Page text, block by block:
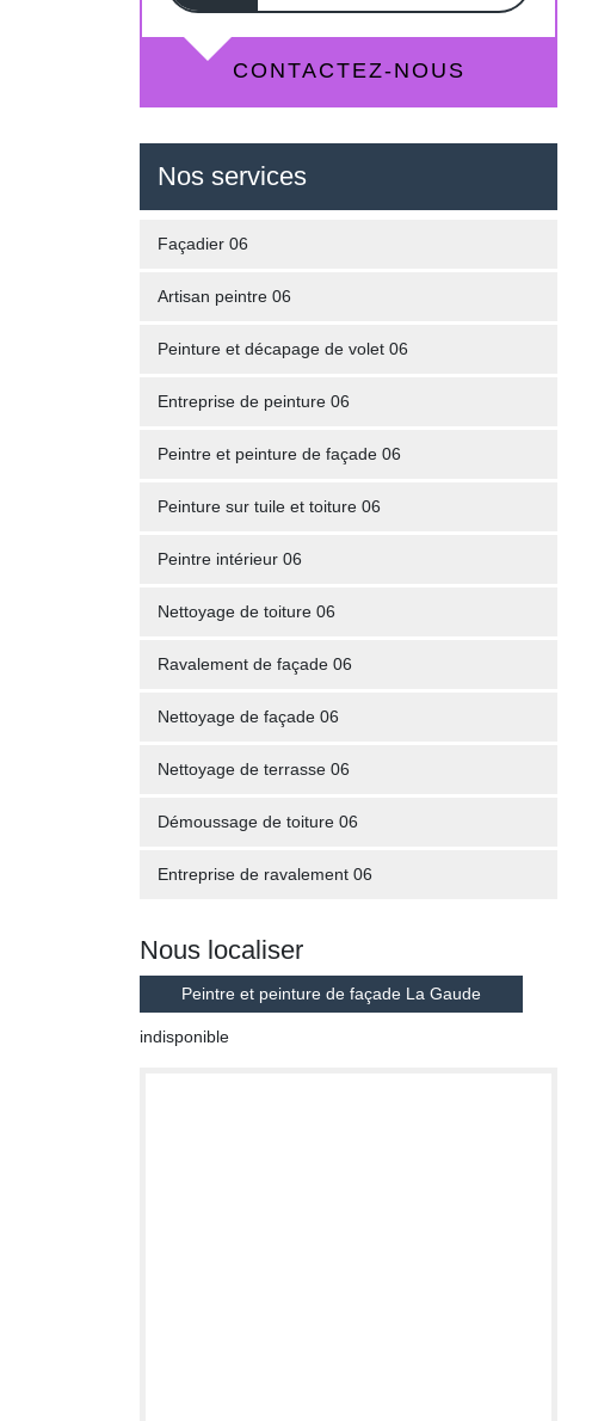
CONTACTEZ-NOUS
Nos services
Façadier 06
Artisan peintre 06
Peinture et décapage de volet 06
Entreprise de peinture 06
Peintre et peinture de façade 06
Peinture sur tuile et toiture 06
Peintre intérieur 06
Nettoyage de toiture 06
Ravalement de façade 06
Nettoyage de façade 06
Nettoyage de terrasse 06
Démoussage de toiture 06
Entreprise de ravalement 06
Nous localiser
Peintre et peinture de façade La Gaude
indisponible